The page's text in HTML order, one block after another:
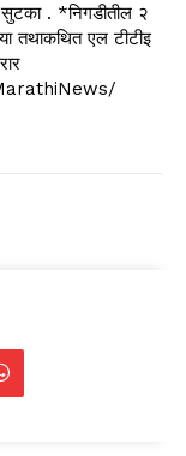
सुटका . *निगडीतील २
तथाकथित एल टीटीइ